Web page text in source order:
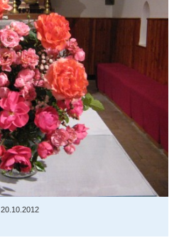
20.10.2012